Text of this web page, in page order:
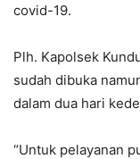
covid-19.
Plh. Kapolsek
sudah dibuka
dalam dua hari
“Untuk pelayanan